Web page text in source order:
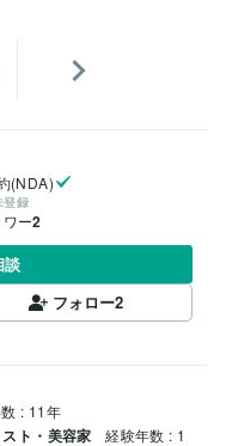
(NDA)
登録
ー2
談
フォロー2
: 11年
ト・美容家
経験年数 : 1